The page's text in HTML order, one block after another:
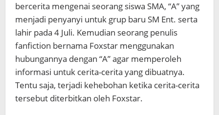
bercerita mengenai seorang siswa SMA, “A” yang
menjadi penyanyi untuk grup baru SM Ent. serta
lahir pada 4 Juli. Kemudian seorang penulis
fanfiction bernama Foxstar menggunakan
hubungannya dengan “A” agar memperoleh
informasi untuk cerita-cerita yang dibuatnya.
Tentu saja, terjadi kehebohan ketika cerita-cerita
tersebut diterbitkan oleh Foxstar.